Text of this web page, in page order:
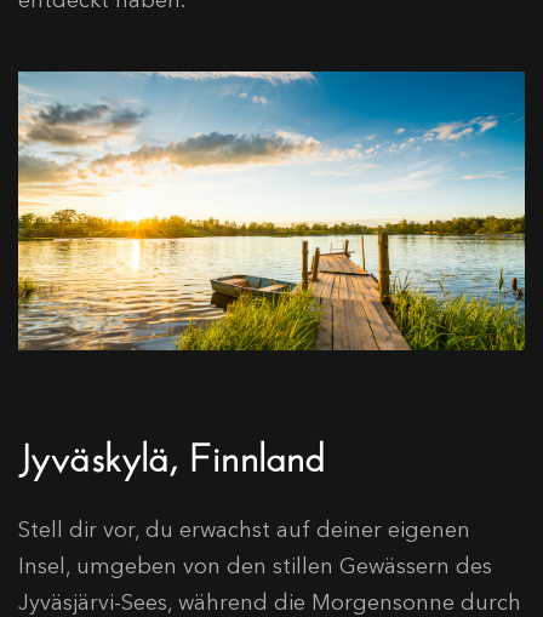
Jyväskylä, Finnland
Stell dir vor, du erwachst auf deiner eigenen
Insel, umgeben von den stillen Gewässern des
Jyväsjärvi-Sees, während die Morgensonne durch